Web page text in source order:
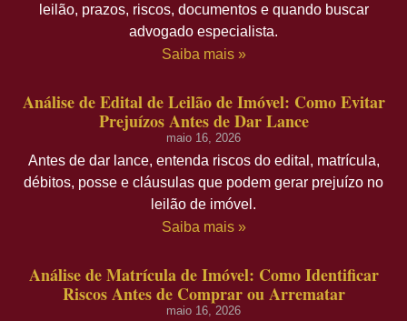
leilão, prazos, riscos, documentos e quando buscar
advogado especialista.
Saiba mais »
Análise de Edital de Leilão de Imóvel: Como Evitar
Prejuízos Antes de Dar Lance
maio 16, 2026
Antes de dar lance, entenda riscos do edital, matrícula,
débitos, posse e cláusulas que podem gerar prejuízo no
leilão de imóvel.
Saiba mais »
Análise de Matrícula de Imóvel: Como Identificar
Riscos Antes de Comprar ou Arrematar
maio 16, 2026